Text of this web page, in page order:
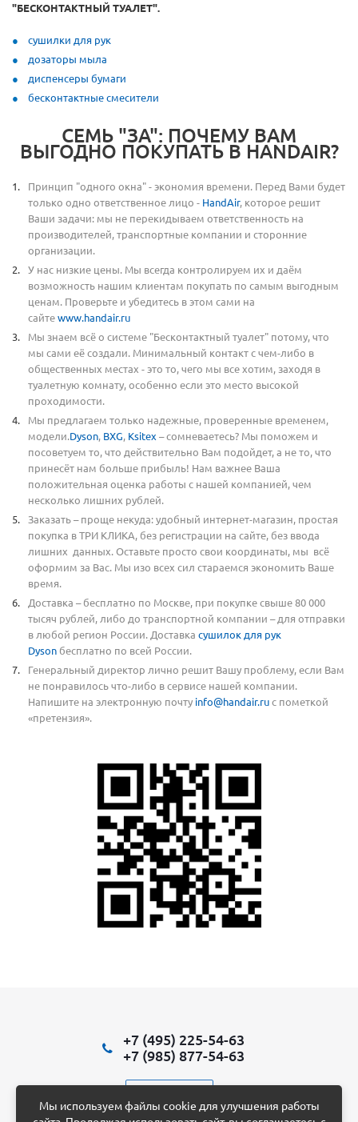
"БЕСКОНТАКТНЫЙ ТУАЛЕТ".
сушилки для рук
дозаторы мыла
диспенсеры бумаги
бесконтактные смесители
СЕМЬ "ЗА": ПОЧЕМУ ВАМ
ВЫГОДНО ПОКУПАТЬ В HANDAIR?
Принцип "одного окна" - экономия времени. Перед Вами будет
только одно ответственное лицо - HandAir, которое решит
Ваши задачи: мы не перекидываем ответственность на
производителей, транспортные компании и сторонние
организации.
У нас низкие цены. Мы всегда контролируем их и даём
возможность нашим клиентам покупать по самым выгодным
ценам. Проверьте и убедитесь в этом сами на
сайтеwww.handair.ru
Мы знаем всё о системе "Бесконтактный туалет" потому, что
мы сами её создали. Минимальный контакт с чем-либо в
общественных местах - это то, чего мы все хотим, заходя в
туалетную комнату, особенно если это место высокой
проходимости.
Мы предлагаем только надежные, проверенные временем,
модели.Dyson, BXG, Ksitex – сомневаетесь? Мы поможем и
посоветуем то, что действительно Вам подойдет, а не то, что
принесёт нам больше прибыль! Нам важнее Ваша
положительная оценка работы с нашей компанией, чем
несколько лишних рублей.
Заказать – проще некуда: удобный интернет-магазин, простая
покупка в ТРИ КЛИКА, без регистрации на сайте, без ввода
лишних данных. Оставьте просто свои координаты, мы всё
оформим за Вас. Мы изо всех сил стараемся экономить Ваше
время.
Доставка – бесплатно по Москве, при покупке свыше 80 000
тысяч рублей, либо до транспортной компании – для отправки
в любой регион России. Доставка сушилок для рук
Dyson бесплатно по всей России.
Генеральный директор лично решит Вашу проблему, если Вам
не понравилось что-либо в сервисе нашей компании.
Напишите на электронную почту info@handair.ruс пометкой
«претензия».
+7 (495) 225-54-63
+7 (985) 877-54-63
Мы используем файлы cookie для улучшения работы